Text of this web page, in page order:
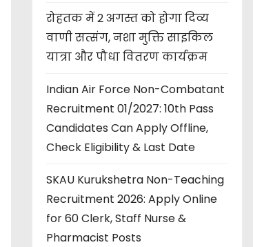
रोहतक में 2 अगस्त को होगा दिव्य
वाणी सत्संग, नशा मुक्ति साइकिल
यात्रा और पौधा वितरण कार्यक्रम
Indian Air Force Non-Combatant
Recruitment 01/2027: 10th Pass
Candidates Can Apply Offline,
Check Eligibility & Last Date
SKAU Kurukshetra Non-Teaching
Recruitment 2026: Apply Online
for 60 Clerk, Staff Nurse &
Pharmacist Posts